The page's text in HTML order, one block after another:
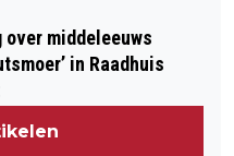
middeleeuws
in Raadhuis